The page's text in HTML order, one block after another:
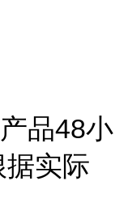
品48小
据实际